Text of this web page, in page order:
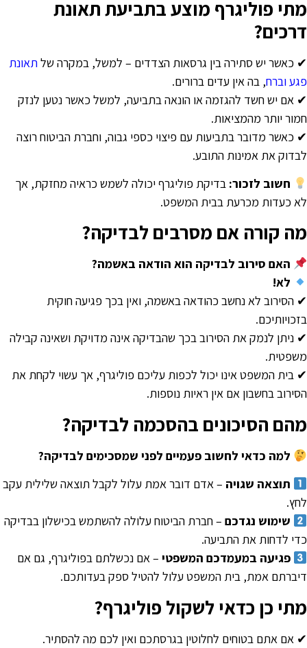
פוליגרף מוצע בתביעת תאונת
כאשר יש סתירה בין גרסאות הצדדים – למשל, במקרה שלתאונת
וברח, בה אין עדים ברורים.
אם יש חשד להגזמה או הונאה בתביעה, למשל כאשר נטען לנזק
יותר מהמציאות.
כאשר מדובר בתביעות עם פיצוי כספי גבוה, וחברת הביטוח רוצה
את אמינות התובע.
חשוב לזכור:בדיקת פוליגרף יכולה לשמש כראיה מחזקת, אך
כעדות מכרעת בבית המשפט.
קורה אם מסרבים לבדיקה?
האם סירוב לבדיקה הוא הודאה באשמה?
לא!
הסירוב לא נחשב כהודאה באשמה, ואין בכך פגיעה חוקית
ניתן לנמק את הסירוב בכך שהבדיקה אינה מדויקת ושאינה קבילה
בית המשפט אינו יכול לכפות עליכם פוליגרף, אך עשוי לקחת את
בחשבון אם אין ראיות נוספות.
הסיכונים בהסכמה לבדיקה?
למה כדאי לחשוב פעמיים לפני שמסכימים לבדיקה?
תוצאה שגויה– אדם דובר אמת עלול לקבל תוצאה שלילית עקב
שימוש נגדכם– חברת הביטוח עלולה להשתמש בכישלון בבדיקה
לדחות את התביעה.
פגיעה במעמדכם המשפטי– אם נכשלתם בפוליגרף, גם אם
אמת, בית המשפט עלול להטיל ספק בעדותכם.
כן כדאי לשקול פוליגרף?
אם אתם בטוחים לחלוטין בגרסתכם ואין לכם מה להסתיר.